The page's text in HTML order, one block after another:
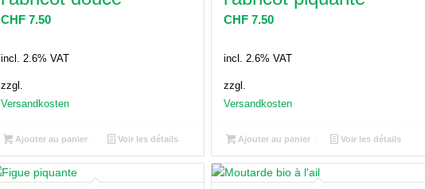
CHF7.50
incl. 2.6% VAT
zzgl.
Versandkosten
Ajouter au panier Voir les détails
CHF7.50
incl. 2.6% VAT
zzgl.
Versandkosten
Ajouter au panier Voir les détails